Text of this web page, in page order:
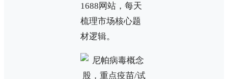
1688网站，每天
梳理市场核心题
材逻辑。